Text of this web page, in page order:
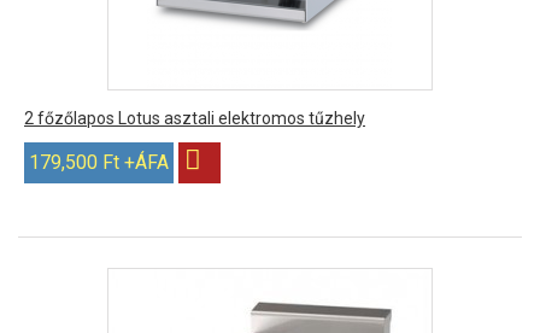
2 főzőlapos Lotus asztali elektromos tűzhely
179,500 Ft +ÁFA